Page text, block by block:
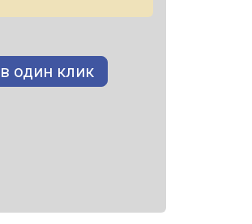
один клик